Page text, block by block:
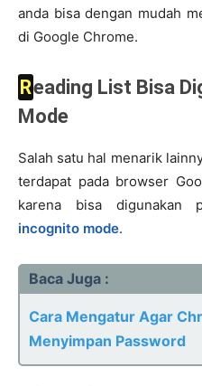
anda bisa dengan mudah
di Google Chrome.
Reading List Bisa Digunakan di Incognito
Mode
Salah satu hal menarik
terdapat pada browser
karena bisa digunakan
incognito mode.
Baca Juga :
Cara Mengatur Agar
Menyimpan Password